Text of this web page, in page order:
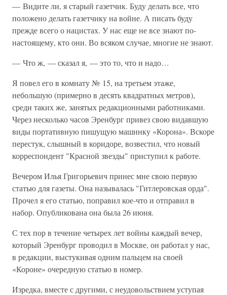
— Видите ли, я старый газетчик. Буду делать все, что
положено делать газетчику на войне. А писать буду
прежде всего о нацистах. У нас еще не все знают по-
настоящему, кто они. Во всяком случае, многие не знают.
— Что ж, — сказал я, — это то, что и надо…
Я повел его в комнату № 15, на третьем этаже,
небольшую (примерно в десять квадратных метров),
среди таких же, занятых редакционными работниками.
Через несколько часов Эренбург привез свою видавшую
виды портативную пишущую машинку «Корона». Вскоре
перестук, слышный в коридоре, возвестил, что новый
корреспондент "Красной звезды" приступил к работе.
Вечером Илья Григорьевич принес мне свою первую
статью для газеты. Она называлась "Гитлеровская орда".
Прочел я его статью, поправил кое-что и отправил в
набор. Опубликована она была 26 июня.
С тех пор в течение четырех лет войны каждый вечер,
который Эренбург проводил в Москве, он работал у нас,
в редакции, выстукивая одним пальцем на своей
«Короне» очередную статью в номер.
Изредка, вместе с другими, с неудовольствием уступая